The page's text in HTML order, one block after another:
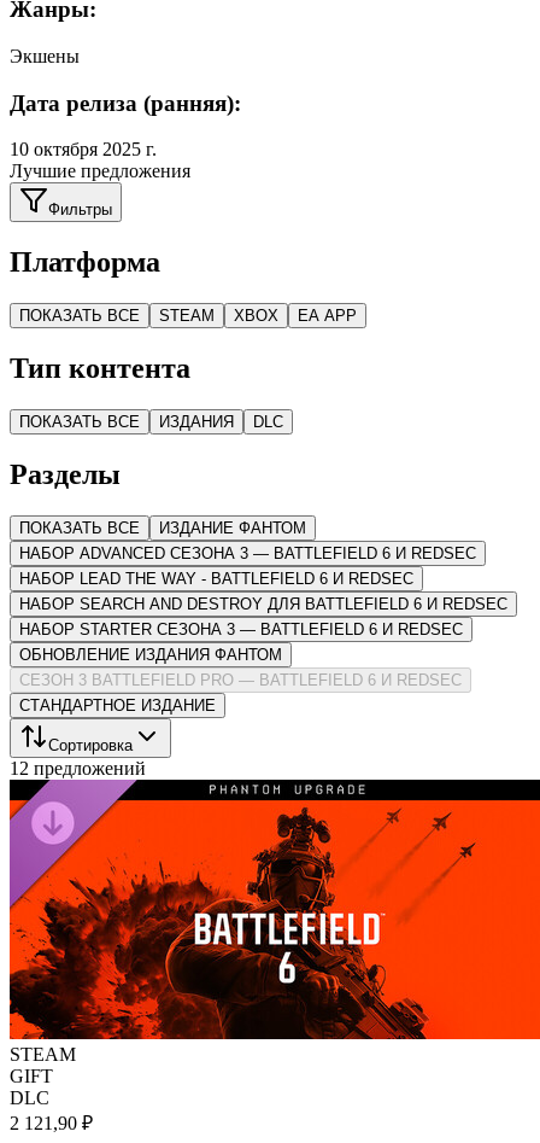
Жанры:
Экшены
Дата релиза (ранняя):
10 октября 2025 г.
Лучшие предложения
Фильтры
Платформа
ПОКАЗАТЬ ВСЕ STEAM XBOX EA APP
Тип контента
ПОКАЗАТЬ ВСЕ ИЗДАНИЯ DLC
Разделы
ПОКАЗАТЬ ВСЕ
ИЗДАНИЕ ФАНТОМ
НАБОР ADVANCED СЕЗОНА 3 — BATTLEFIELD 6 И REDSEC
НАБОР LEAD THE WAY - BATTLEFIELD 6 И REDSEC
НАБОР SEARCH AND DESTROY ДЛЯ BATTLEFIELD 6 И REDSEC
НАБОР STARTER СЕЗОНА 3 — BATTLEFIELD 6 И REDSEC
ОБНОВЛЕНИЕ ИЗДАНИЯ ФАНТОМ
СЕЗОН 3 BATTLEFIELD PRO — BATTLEFIELD 6 И REDSEC
СТАНДАРТНОЕ ИЗДАНИЕ
Сортировка
12 предложений
STEAM
GIFT
DLC
2 121,90 ₽